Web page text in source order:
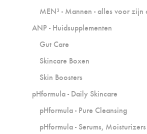
MEN³ - Mannen - alles voor zijn
ANP - Huidsupplementen
Gut Care
Skincare Boxen
Skin Boosters
pHformula - Daily Skincare
pHformula - Pure Cleansing
pHformula - Serums,